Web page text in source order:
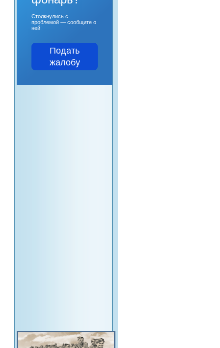
Столкнулись с
проблемой — сообщите о
ней!
Подать
жалобу